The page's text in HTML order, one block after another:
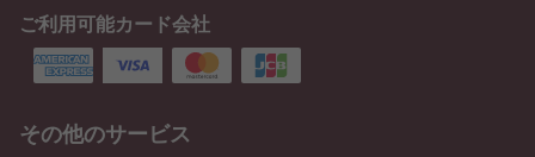
ご利用可能カード会社
その他のサービス